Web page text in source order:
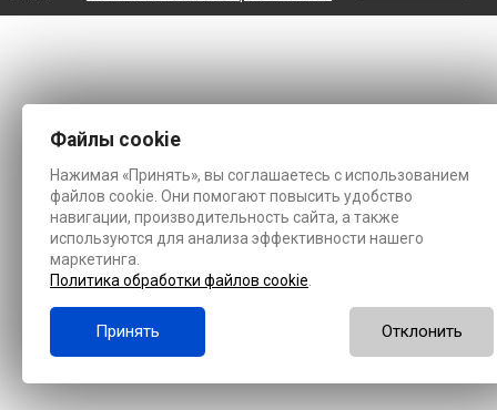
Файлы cookie
Нажимая «Принять», вы соглашаетесь с использованием
файлов cookie. Они помогают повысить удобство
навигации, производительность сайта, а также
используются для анализа эффективности нашего
маркетинга.
Политика обработки файлов cookie
Принять Отклонить